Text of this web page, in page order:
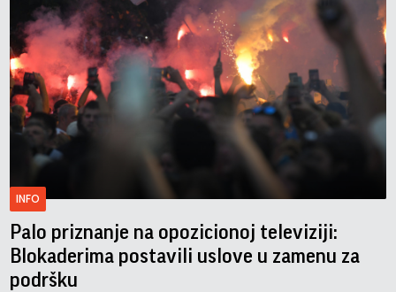
INFO
Palo priznanje na opozicionoj televiziji:
Blokaderima postavili uslove u zamenu za
podršku